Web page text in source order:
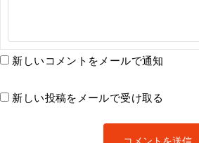
新しいコメントをメールで通知
新しい投稿をメールで受け取る